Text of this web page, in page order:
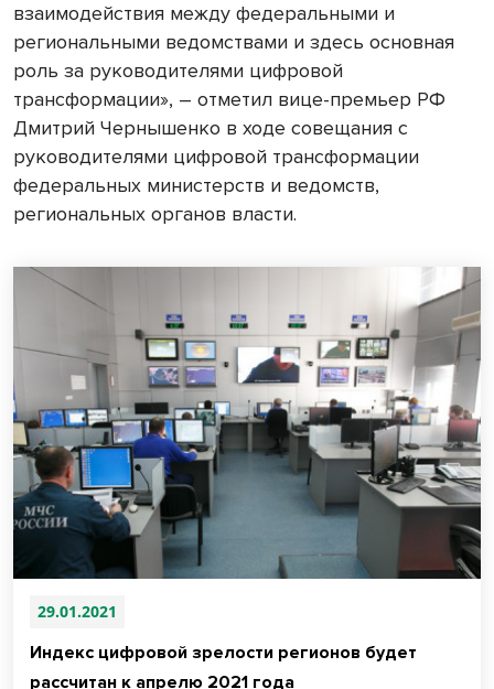
взаимодействия между федеральными и
региональными ведомствами и здесь основная
роль за руководителями цифровой
трансформации», – отметил вице-премьер РФ
Дмитрий Чернышенко в ходе совещания с
руководителями цифровой трансформации
федеральных министерств и ведомств,
региональных органов власти.
29.01.2021
Индекс цифровой зрелости регионов будет
рассчитан к апрелю 2021 года